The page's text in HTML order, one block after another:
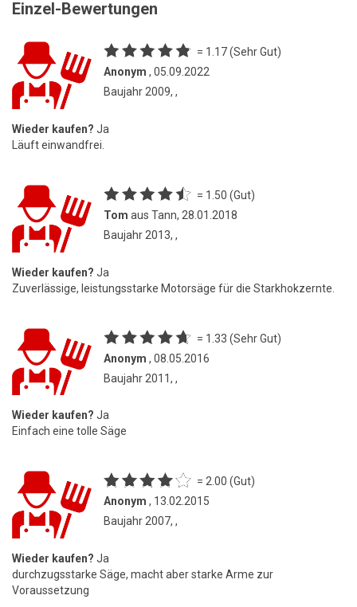
Einzel-Bewertungen
= 1.17 (Sehr Gut)
Anonym , 05.09.2022
Baujahr 2009, ,
Wieder kaufen? Ja
Läuft einwandfrei.
= 1.50 (Gut)
Tom aus Tann, 28.01.2018
Baujahr 2013, ,
Wieder kaufen? Ja
Zuverlässige, leistungsstarke Motorsäge für die Starkhokzernte.
= 1.33 (Sehr Gut)
Anonym , 08.05.2016
Baujahr 2011, ,
Wieder kaufen? Ja
Einfach eine tolle Säge
= 2.00 (Gut)
Anonym , 13.02.2015
Baujahr 2007, ,
Wieder kaufen? Ja
durchzugsstarke Säge, macht aber starke Arme zur
Voraussetzung